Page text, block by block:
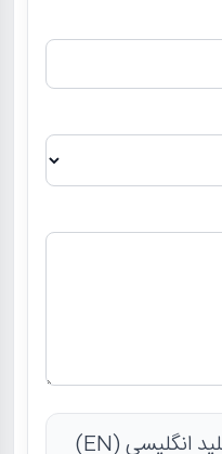
اعداد در تصویر با صفحه کلید انگلیسی (EN)